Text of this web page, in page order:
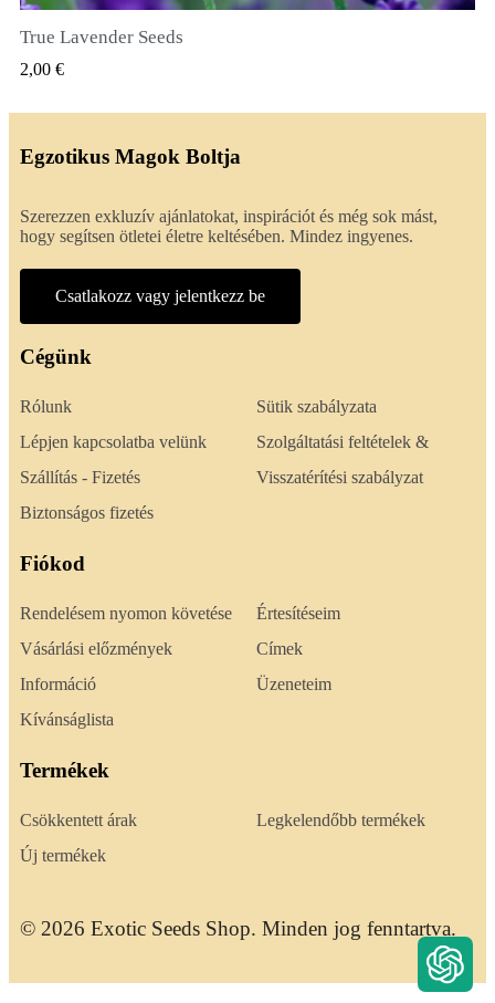
True Lavender Seeds
2,00 €
Egzotikus Magok Boltja
Szerezzen exkluzív ajánlatokat, inspirációt és még sok mást,
hogy segítsen ötletei életre keltésében. Mindez ingyenes.
Csatlakozz vagy jelentkezz be
Cégünk
Rólunk
Lépjen kapcsolatba velünk
Szállítás - Fizetés
Biztonságos fizetés
Sütik szabályzata
Szolgáltatási feltételek &
Visszatérítési szabályzat
Fiókod
Rendelésem nyomon követése
Vásárlási előzmények
Információ
Kívánságlista
Értesítéseim
Címek
Üzeneteim
Termékek
Csökkentett árak
Új termékek
Legkelendőbb termékek
© 2026 Exotic Seeds Shop. Minden jog fenntartva.